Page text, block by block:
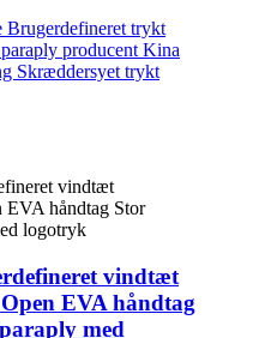
Skræddersyet trykt
vindtæt
EVA håndtag
med